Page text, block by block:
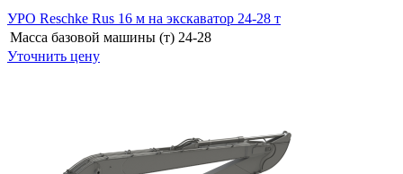
УРО Reschke Rus 16 м на экскаватор 24-28 т
Масса базовой машины (т) 24-28
Уточнить цену